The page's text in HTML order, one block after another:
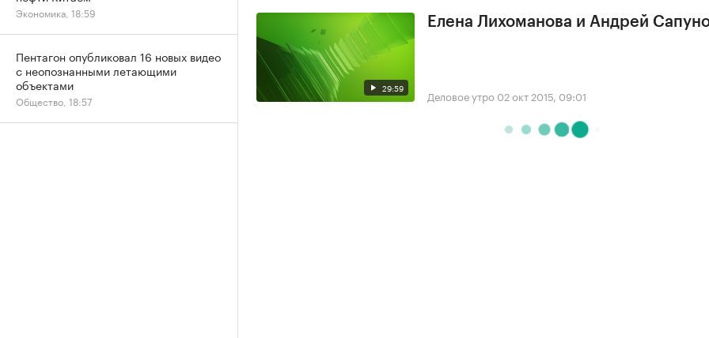
29:59
Елена Лихоманова и Андрей
Деловое утро 02 окт 2015, 09:01
Экономика, 18:59
Пентагон опубликовал 16 новых видео
с неопознанными летающими
объектами
Общество, 18:57